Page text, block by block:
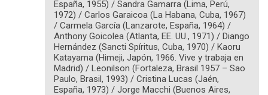
España, 1955) / Sandra Gamarra (Lima, Perú,
1972) / Carlos Garaicoa (La Habana, Cuba, 1967)
/ Carmela García (Lanzarote, España, 1964) /
Anthony Goicolea (Atlanta, EE. UU., 1971) / Diango
Hernández (Sancti Spíritus, Cuba, 1970) / Kaoru
Katayama (Himeji, Japón, 1966. Vive y trabaja en
Madrid) / Leonilson (Fortaleza, Brasil 1957 – Sao
Paulo, Brasil, 1993) / Cristina Lucas (Jaén,
España, 1973) / Jorge Macchi (Buenos Aires,